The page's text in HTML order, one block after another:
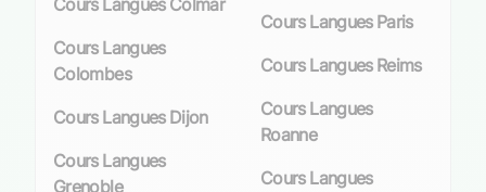
est unique et c’est pourquoi nous adaptons nos
méthodes pédagogiques aux objectifs
individuels de chacun. Nos formations vont au-
delà du cadre scolaire traditionnel ; elles visent
également à enrichir votre culture personnelle et
à aiguiser votre compréhension du monde
grâce à la maîtrise d’une nouvelle langue.
Cours Langues Colmar
Cours Langues
Colombes
Cours Langues Dijon
Cours Langues
Grenoble
Cours Langues Paris
Cours Langues Reims
Cours Langues
Roanne
Cours Langues